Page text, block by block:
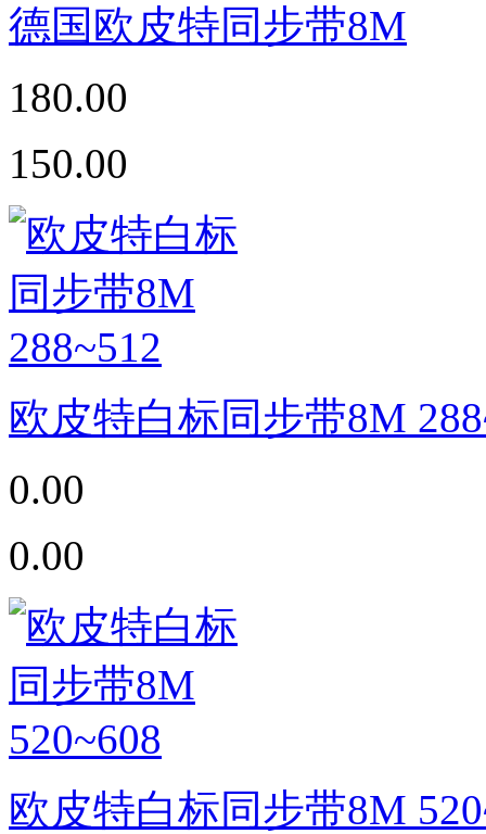
德国欧皮特同步带8M
180.00
150.00
欧皮特白标同步带8M
0.00
0.00
欧皮特白标同步带8M